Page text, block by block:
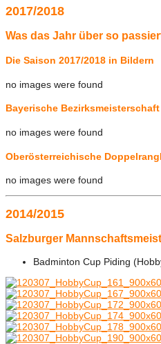
2017/2018
Was das Jahr über so
Die Saison 2017/2018 in Bildern
no images were found
Bayerische Bezirksmeisterschaft
no images were found
Oberösterreichische
no images were found
2014/2015
Salzburger
Badminton Cup Piding